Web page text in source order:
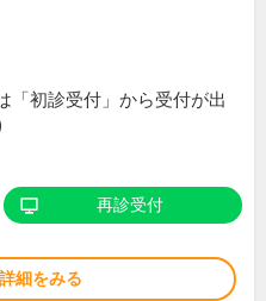
「初診受付」から受付が出
再診受付
細をみる